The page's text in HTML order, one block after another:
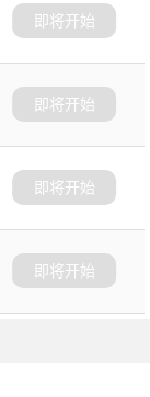
即将开始
即将开始
即将开始
即将开始